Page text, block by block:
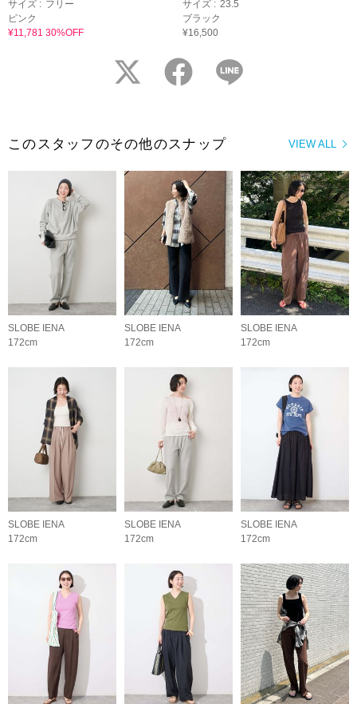
サイズ : フリー
ピンク
¥11,781 30%OFF
サイズ : 23.5
ブラック
¥16,500
twitter facebook
VIEW ALL
このスタッフのその他のスナップ
SLOBE IENA
172cm
SLOBE IENA
172cm
SLOBE IENA
172cm
SLOBE IENA
172cm
SLOBE IENA
172cm
SLOBE IENA
172cm